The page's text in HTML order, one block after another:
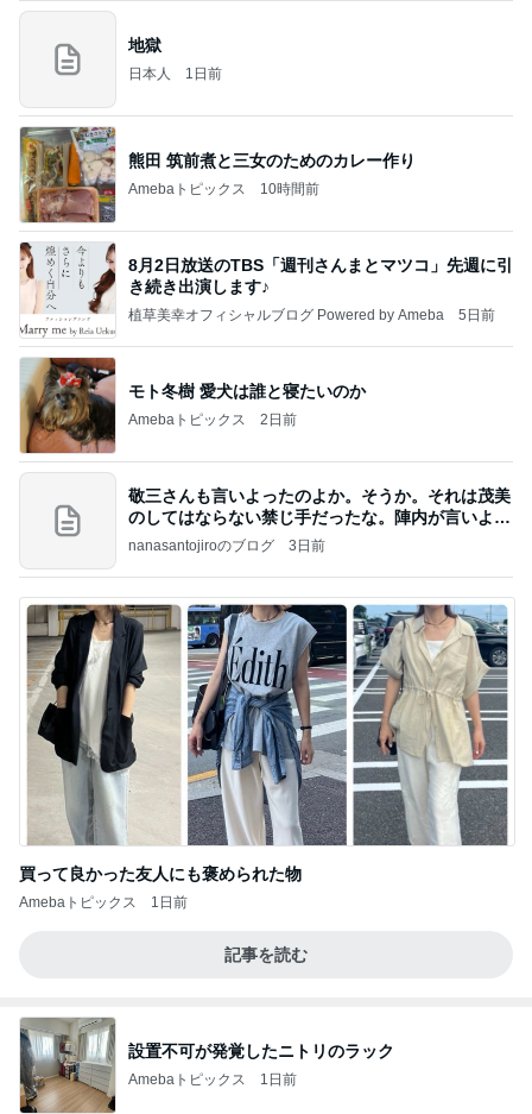
地獄
日本人 1日前
熊田 筑前煮と三女のためのカレー作り
Amebaトピックス 10時間前
8月2日放送のTBS「週刊さんまとマツコ」先週に引
き続き出演します♪
植草美幸オフィシャルブログ Powered by Ameba 5日前
モト冬樹 愛犬は誰と寝たいのか
Amebaトピックス 2日前
敬三さんも言いよったのよか。そうか。それは茂美
のしてはならない禁じ手だったな。陣内が言いよる
のよ
nanasantojiroのブログ 3日前
買って良かった友人にも褒められた物
Amebaトピックス 1日前
記事を読む
設置不可が発覚したニトリのラック
Amebaトピックス 1日前